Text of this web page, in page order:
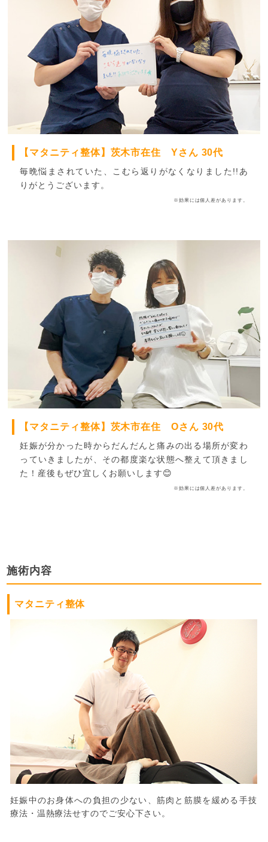
【マタニティ整体】茨木市在住 Yさん 30代
毎晩悩まされていた、こむら返りがなくなりました!!あ
りがとうございます。
※効果には個人差があります。
【マタニティ整体】茨木市在住 Oさん 30代
妊娠が分かった時からだんだんと痛みの出る場所が変わ
っていきましたが、その都度楽な状態へ整えて頂きまし
た！産後もぜひ宜しくお願いします😊
※効果には個人差があります。
施術内容
マタニティ整体
妊娠中のお身体への負担の少ない、筋肉と筋膜を緩める手技
療法・温熱療法せすのでご安心下さい。